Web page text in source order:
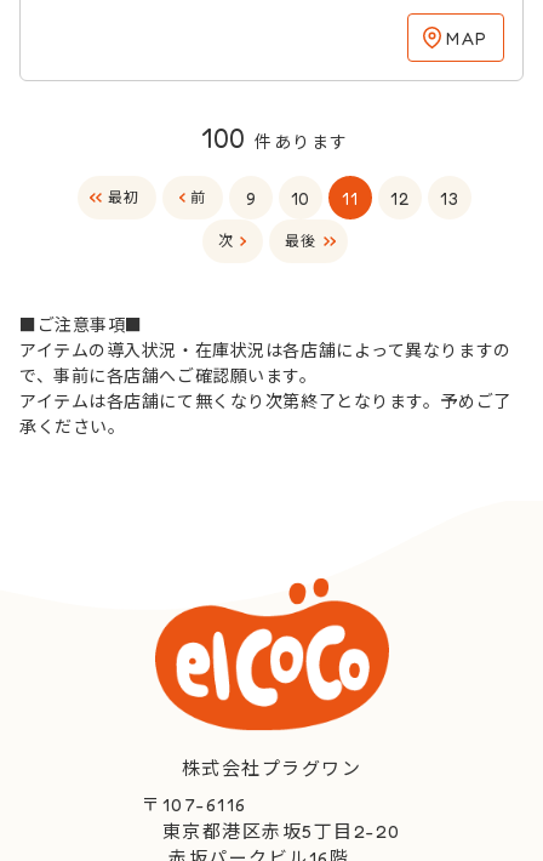
MAP
100 件あります
最初 前 9 10 11 12 13
次 最後
■ご注意事項■
アイテムの導入状況・在庫状況は各店舗によって異なりますの
で、事前に各店舗へご確認願います。
アイテムは各店舗にて無くなり次第終了となります。予めご了
承ください。
株式会社プラグワン
〒107-6116
東京都港区赤坂5丁目2-20